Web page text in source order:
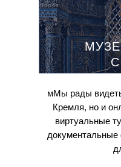
мМы рады
Кремля, но и
виртуальные